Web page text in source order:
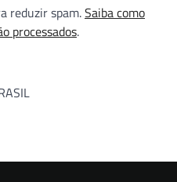
reduzir spam.Saiba como
processados.